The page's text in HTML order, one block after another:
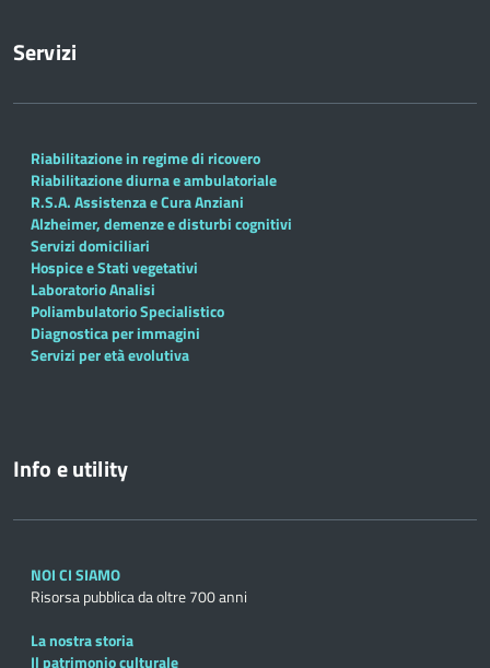
Servizi
Riabilitazione in regime di ricovero
Riabilitazione diurna e ambulatoriale
R.S.A. Assistenza e Cura Anziani
Alzheimer, demenze e disturbi cognitivi
Servizi domiciliari
Hospice e Stati vegetativi
Laboratorio Analisi
Poliambulatorio Specialistico
Diagnostica per immagini
Servizi per età evolutiva
Info e utility
NOI CI SIAMO
Risorsa pubblica da oltre 700 anni
La nostra storia
Il patrimonio culturale